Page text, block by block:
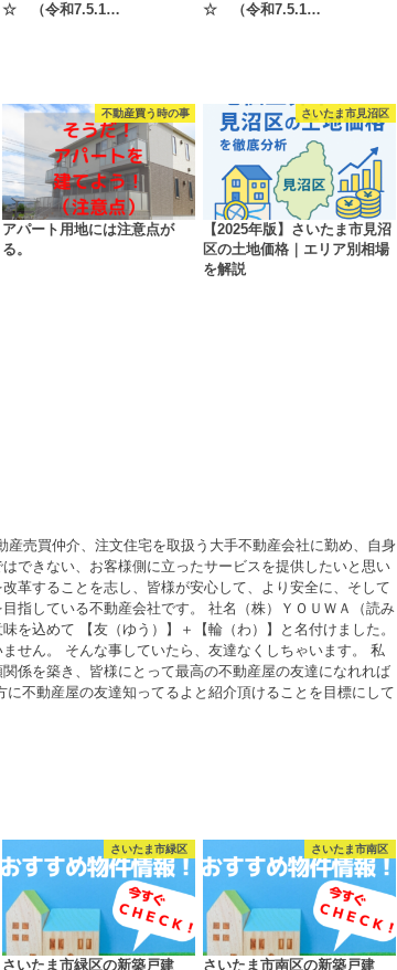
☆ （令和7.5.1…
☆ （令和7.5.1…
不動産買う時の事
アパート用地には注意点が
る。
さいたま市見沼区
【2025年版】さいたま市見沼
区の土地価格｜エリア別相場
を解説
産売買仲介、注文住宅を取扱う大手不動産会社に勤め、自身
できない、お客様側に立ったサービスを提供したいと思い
革することを志し、皆様が安心して、より安全に、そして
指している不動産会社です。 社名（株）ＹＯＵＷＡ（読み
を込めて 【友（ゆう）】＋【輪（わ）】と名付けました。
せん。 そんな事していたら、友達なくしちゃいます。 私
係を築き、皆様にとって最高の不動産屋の友達になれれば
不動産屋の友達知ってるよと紹介頂けることを目標にして
さいたま市緑区
さいたま市緑区の新築戸建
さいたま市南区
さいたま市南区の新築戸建